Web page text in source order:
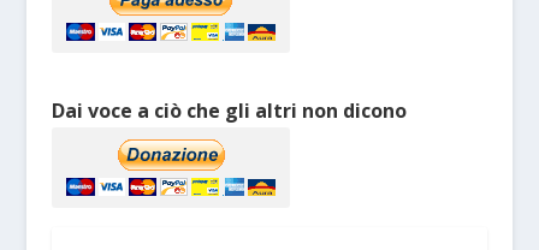
Dai voce a ciò che gli altri non dicono